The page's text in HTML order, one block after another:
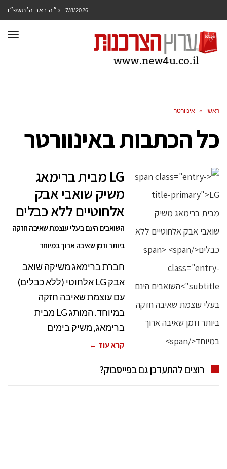
7/8/2026 כ״ה באב ה׳תשפ״ו
ראשי » אינוורטר
כל הכתבות באינוורטר
LG מבית ברימאג
משיק שואבי אבק
אלחוטיים ללא כבלים
השואבים הינם בעלי עוצמת שאיבה חזקה
ביותר וזמן שאיבה ארוך במיוחד
חברת ברימאג משיקה שואב
אבק LG אלחוטי (ללא כבלים)
עם עוצמת שאיבה חזקה
במיוחד. המותג LG מבית
ברימאג, משיק בימים
קרא עוד ←
רוצים להתעדכן גם בפייסבוק?